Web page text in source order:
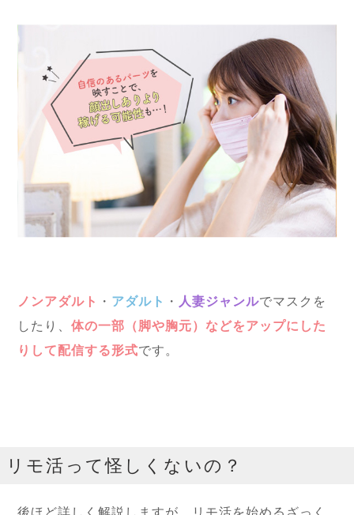
ノンアダルト ・ アダルト ・ 人妻ジャンルでマスクを
したり、体の一部（脚や胸元）などをアップにした
りして配信する形式です。
リモ活って怪しくないの？
後ほど詳しく解説しますが、リモ活を始めるざっく